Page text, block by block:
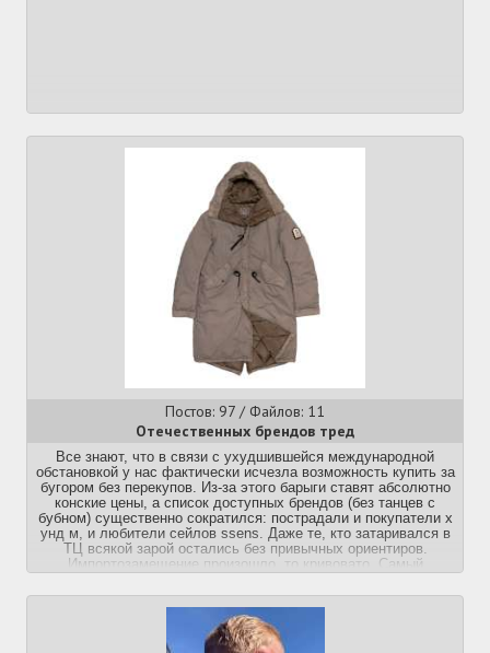
Постов: 97 / Файлов: 11
Отечественных брендов тред
Все знают, что в связи с ухудшившейся международной
обстановкой у нас фактически исчезла возможность купить за
бугором без перекупов. Из-за этого барыги ставят абсолютно
конские цены, а список доступных брендов (без танцев с
бубном) существенно сократился: пострадали и покупатели х
унд м, и любители сейлов ssens. Даже те, кто затаривался в
ТЦ всякой зарой остались без привычных ориентиров.
Импортозамещение произошло, то кривовато. Самый
прайсу, даже глория джинс и бренды Мелон (би фри, села,
идол и т.д.) изменили позиционирование и подняли цены.
Хендерсон пытается вылезти из чисто офисного
ассортимента. Ну а большая часть российского